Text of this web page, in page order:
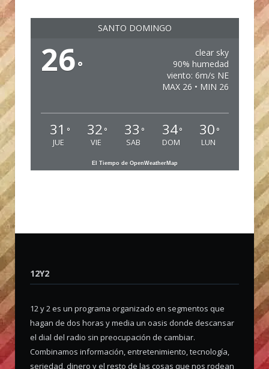
SANTO DOMINGO
26°
clear sky
90% humedad
viento: 6m/s NE
MAX 26 • MIN 26
31 °
JUE
32 °
VIE
33 °
SAB
34°
DOM
30 °
LUN
El Tiempo de OpenWeatherMap
12Y2
12 y 2 es un programa organizado en segmentos que
hagan de dos horas y media un oasis donde descansar
el dial del radio sin preocupación de cambiar.
Combinamos información, entretenimiento, tecnología,
seriedad, dinero y el resto de las cosas que nos rodean